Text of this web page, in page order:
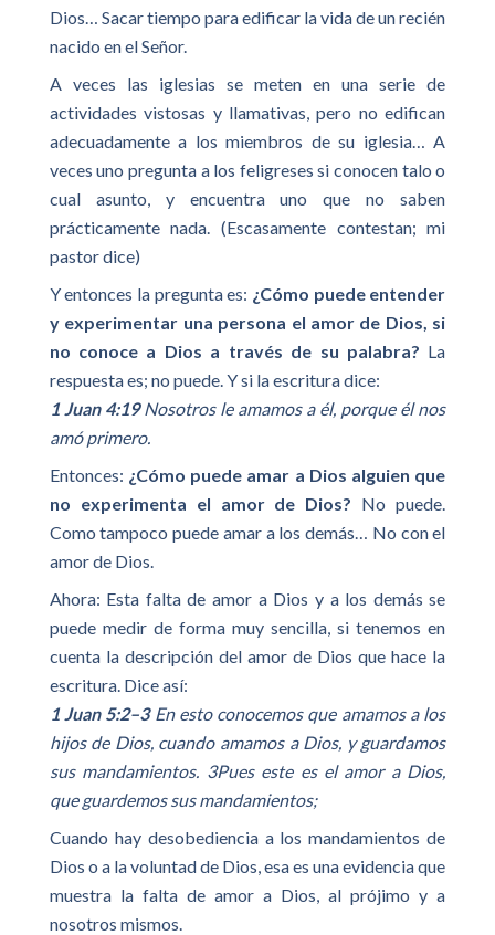
Dios… Sacar tiempo para edificar la vida de un recién
nacido en el Señor.
A veces las iglesias se meten en una serie de
actividades vistosas y llamativas, pero no edifican
adecuadamente a los miembros de su iglesia… A
veces uno pregunta a los feligreses si conocen talo o
cual asunto, y encuentra uno que no saben
prácticamente nada. (Escasamente contestan; mi
pastor dice)
Y entonces la pregunta es: ¿Cómo puede entender
y experimentar una persona el amor de Dios, si
no conoce a Dios a través de su palabra? La
respuesta es; no puede. Y si la escritura dice:
1 Juan 4:19 Nosotros le amamos a él, porque él nos
amó primero.
Entonces: ¿Cómo puede amar a Dios alguien que
no experimenta el amor de Dios? No puede.
Como tampoco puede amar a los demás… No con el
amor de Dios.
Ahora: Esta falta de amor a Dios y a los demás se
puede medir de forma muy sencilla, si tenemos en
cuenta la descripción del amor de Dios que hace la
escritura. Dice así:
1 Juan 5:2–3 En esto conocemos que amamos a los
hijos de Dios, cuando amamos a Dios, y guardamos
sus mandamientos. 3Pues este es el amor a Dios,
que guardemos sus mandamientos;
Cuando hay desobediencia a los mandamientos de
Dios o a la voluntad de Dios, esa es una evidencia que
muestra la falta de amor a Dios, al prójimo y a
nosotros mismos.